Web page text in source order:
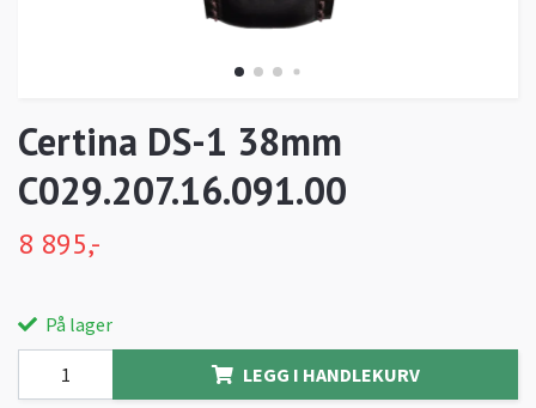
Certina DS-1 38mm
C029.207.16.091.00
8 895,-
På lager
LEGG I HANDLEKURV